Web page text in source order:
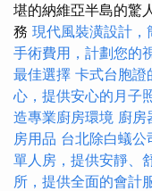
堪的納維亞半島的驚
務 現代風裝潢設計
手術費用，計劃您的
最佳選擇 卡式台胞證
心，提供安心的月子
造專業廚房環境 廚房
房用品 台北除白蟻公
單人房，提供安靜、
所，提供全面的會計